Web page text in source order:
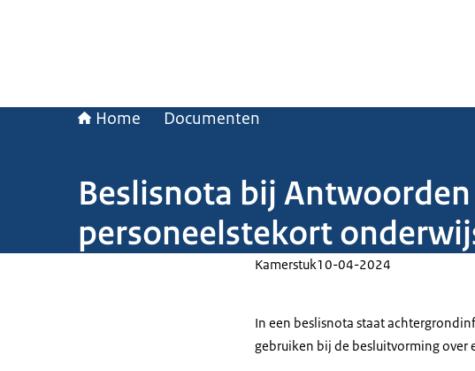
Home Documenten
Beslisnota bij
personeelstekort
Kamerstuk10-04-2024
In een beslisnota staat
gebruiken bij de besluitvorming over